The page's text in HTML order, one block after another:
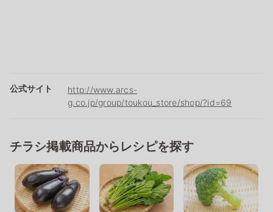
公式サイト
http://www.arcs-
g.co.jp/group/toukou_store/shop/?id=69
チラシ掲載商品からレシピを探す